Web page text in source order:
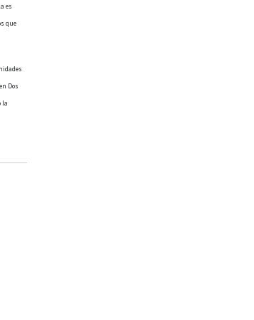
es
que
Dos
la